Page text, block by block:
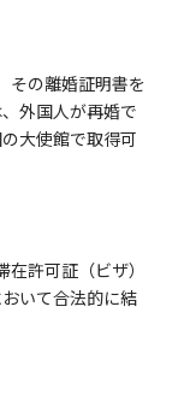
その離婚証明書を
外国人が再婚で
大使館で取得可
許可証（ビザ）
いて合法的に結